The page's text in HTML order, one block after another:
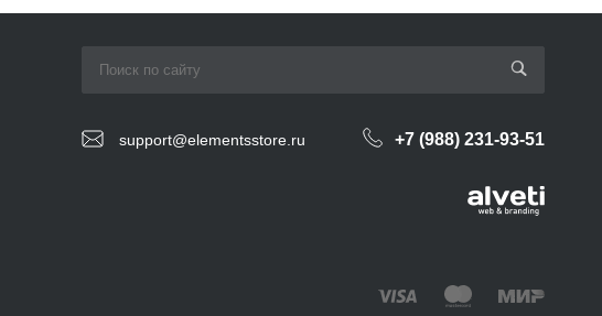
support@elementsstore.ru +7 (988) 231-93-51